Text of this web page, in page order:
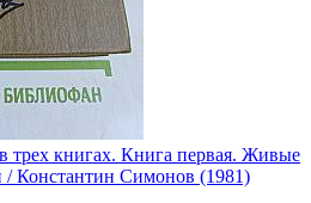
книгах. Книга первая. Живые
/ Константин Симонов (1981)